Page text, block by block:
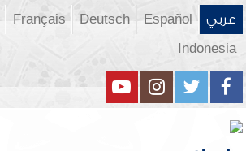
عربي Español
Deutsch
Français
Indonesia